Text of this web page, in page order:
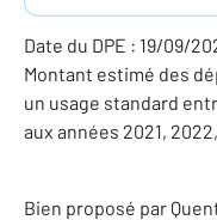
Date du DPE : 19/09/
Montant estimé des
un usage standard
aux années 2021,
Bien proposé par